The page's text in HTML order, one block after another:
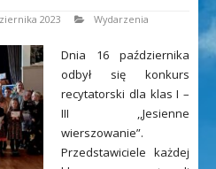
2023 Wydarzenia
Dnia 16 października
odbył się konkurs
recytatorski dla klas I –
III ,,Jesienne
wierszowanie”.
Przedstawiciele każdej